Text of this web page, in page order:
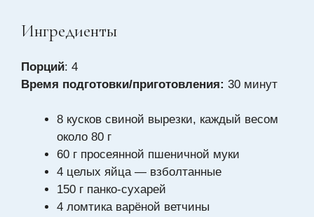
Ингредиенты
Порций: 4
Время подготовки/приготовления: 30 минут
8 кусков свиной вырезки, каждый весом
около 80 г
60 г просеянной пшеничной муки
4 целых яйца — взболтанные
150 г панко-сухарей
4 ломтика варёной ветчины